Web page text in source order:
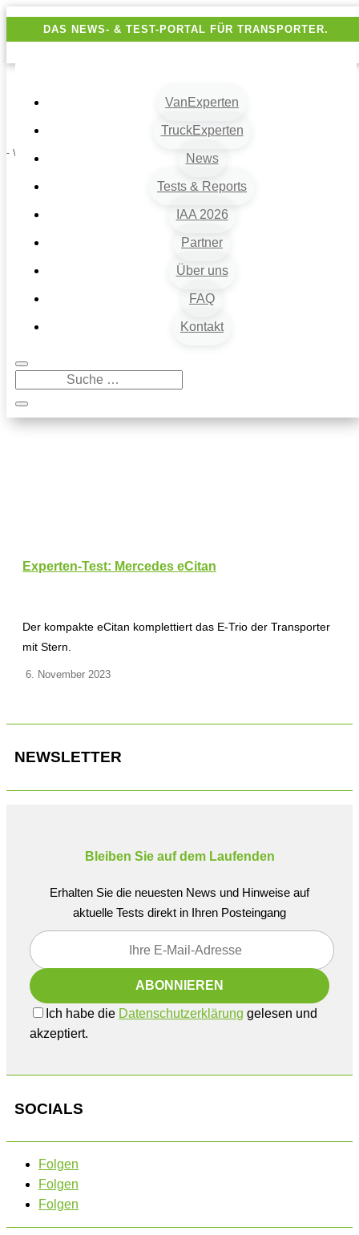
DAS NEWS- & TEST-PORTAL FÜR TRANSPORTER.
VanExperten
TruckExperten
News
Tests & Reports
IAA 2026
Partner
Über uns
FAQ
Kontakt
- Werbung -
Experten-Test: Mercedes eCitan
Der kompakte eCitan komplettiert das E-Trio der Transporter
mit Stern.
6. November 2023
NEWSLETTER
Bleiben Sie auf dem Laufenden
Erhalten Sie die neuesten News und Hinweise auf
aktuelle Tests direkt in Ihren Posteingang
Ich habe die Datenschutzerklärung gelesen und
akzeptiert.
SOCIALS
Folgen
Folgen
Folgen